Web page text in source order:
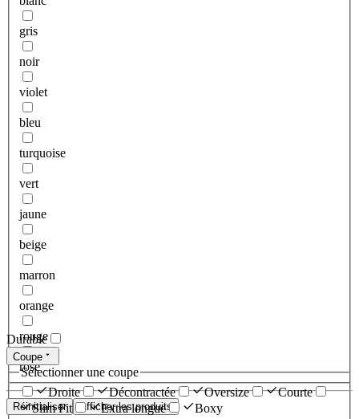
gris
noir
violet
bleu
turquoise
vert
jaune
beige
marron
orange
rouge
rose
Réinitialiser Afficher les produits
Durable
Coupe
Sélectionner une coupe
Droite
Décontractée Oversize
Courte
Slim Fit
Extra longue Boxy